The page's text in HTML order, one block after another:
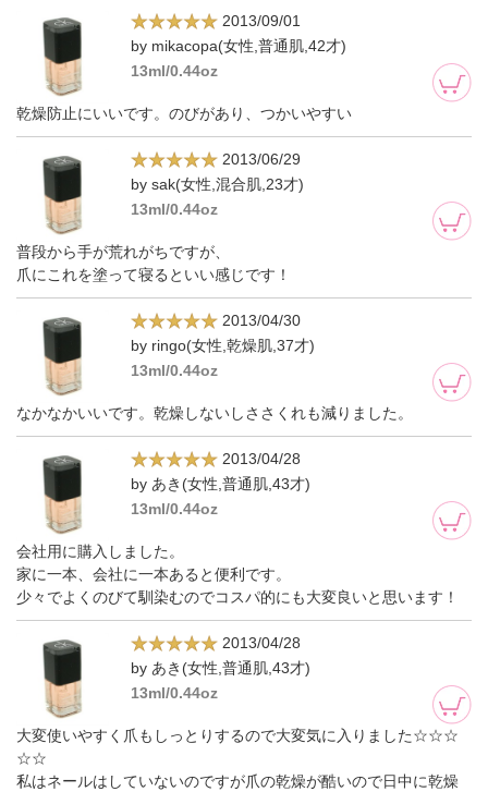
2013/09/01
by mikacopa(女性,普通肌,42才)
13ml/0.44oz
乾燥防止にいいです。のびがあり、つかいやすい
2013/06/29
by sak(女性,混合肌,23才)
13ml/0.44oz
普段から手が荒れがちですが、
爪にこれを塗って寝るといい感じです！
2013/04/30
by ringo(女性,乾燥肌,37才)
13ml/0.44oz
なかなかいいです。乾燥しないしささくれも減りました。
2013/04/28
by あき(女性,普通肌,43才)
13ml/0.44oz
会社用に購入しました。
家に一本、会社に一本あると便利です。
少々でよくのびて馴染むのでコスパ的にも大変良いと思います！
2013/04/28
by あき(女性,普通肌,43才)
13ml/0.44oz
大変使いやすく爪もしっとりするので大変気に入りました☆☆☆
☆☆
私はネールはしていないのですが爪の乾燥が酷いので日中に乾燥